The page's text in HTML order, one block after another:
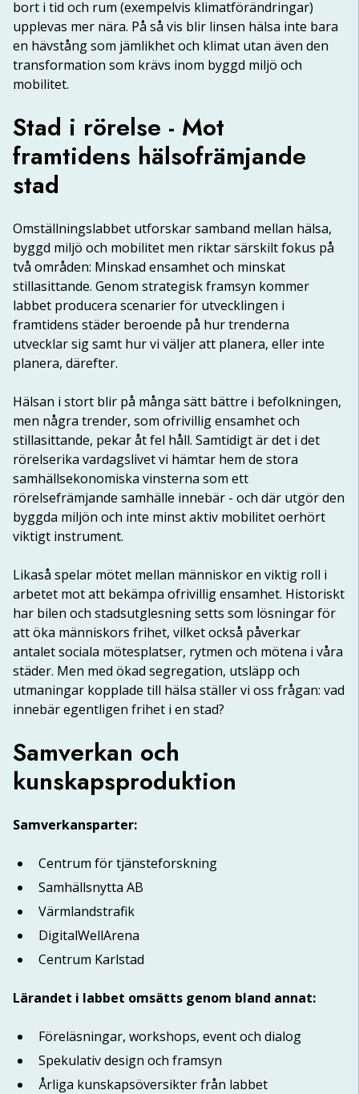
bort i tid och rum (exempelvis klimatförändringar)
upplevas mer nära. På så vis blir linsen hälsa inte bara
en hävstång som jämlikhet och klimat utan även den
transformation som krävs inom byggd miljö och
mobilitet.
Stad i rörelse - Mot
framtidens hälsofrämjande
stad
Omställningslabbet utforskar samband mellan hälsa,
byggd miljö och mobilitet men riktar särskilt fokus på
två områden: Minskad ensamhet och minskat
stillasittande. Genom strategisk framsyn kommer
labbet producera scenarier för utvecklingen i
framtidens städer beroende på hur trenderna
utvecklar sig samt hur vi väljer att planera, eller inte
planera, därefter.
Hälsan i stort blir på många sätt bättre i befolkningen,
men några trender, som ofrivillig ensamhet och
stillasittande, pekar åt fel håll. Samtidigt är det i det
rörelserika vardagslivet vi hämtar hem de stora
samhällsekonomiska vinsterna som ett
rörelsefrämjande samhälle innebär - och där utgör den
byggda miljön och inte minst aktiv mobilitet oerhört
viktigt instrument.
Likaså spelar mötet mellan människor en viktig roll i
arbetet mot att bekämpa ofrivillig ensamhet. Historiskt
har bilen och stadsutglesning setts som lösningar för
att öka människors frihet, vilket också påverkar
antalet sociala mötesplatser, rytmen och mötena i våra
städer. Men med ökad segregation, utsläpp och
utmaningar kopplade till hälsa ställer vi oss frågan: vad
innebär egentligen frihet i en stad?
Samverkan och
kunskapsproduktion
Samverkansparter:
Centrum för tjänsteforskning
Samhällsnytta AB
Värmlandstrafik
DigitalWellArena
Centrum Karlstad
Lärandet i labbet omsätts genom bland annat:
Föreläsningar, workshops, event och dialog
Spekulativ design och framsyn
Årliga kunskapsöversikter från labbet